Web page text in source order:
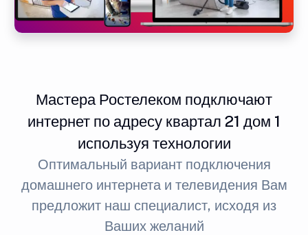
Мастера Ростелеком подключают
интернет по адресу квартал 21 дом 1
используя технологии
Оптимальный вариант подключения
домашнего интернета и телевидения Вам
предложит наш специалист, исходя из
Ваших желаний